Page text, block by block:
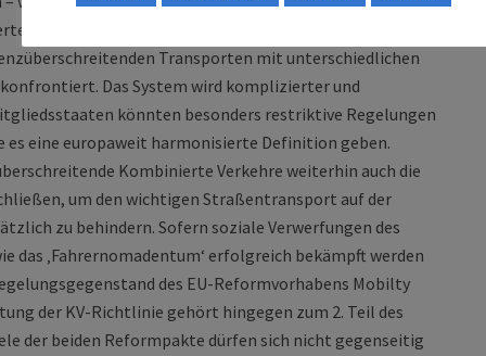
Verkehre unberechenbar oder gleich unrentabel. KV-
Transporten mit unterschiedlichen
Das System wird komplizierter und
könnten besonders restriktive Regelungen
es eine europaweit harmonisierte Definition geben.
Kombinierte Verkehre weiterhin auch die
um den wichtigen Straßentransport auf der
zu behindern. Sofern soziale Verwerfungen des
das ‚Fahrernomadentum‘ erfolgreich bekämpft werden
des EU-Reformvorhabens Mobilty
der KV-Richtlinie gehört hingegen zum 2. Teil des
der beiden Reformpakte dürfen sich nicht gegenseitig